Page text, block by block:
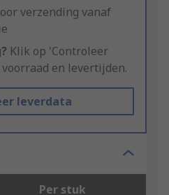
verzending vanaf
Klik op 'Controleer
en levertijden.
leverdata
Per stuk